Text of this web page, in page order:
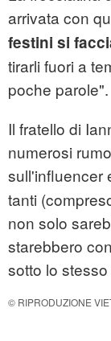
arrivata con
festini si
tirarli fuori a
poche parole".
Il fratello di
numerosi
sull'influencer
tanti
non solo
starebbero
sotto lo stesso
© RIPRODUZIONE